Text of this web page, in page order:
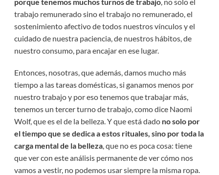
trabajo remunerado sino el trabajo no remunerado, el
sostenimiento afectivo de todos nuestros vínculos y el
cuidado de nuestra paciencia, de nuestros hábitos, de
nuestro consumo, para encajar en ese lugar.
Entonces, nosotras, que además, damos mucho más
tiempo a las tareas domésticas, si ganamos menos por
nuestro trabajo y por eso tenemos que trabajar más,
tenemos un tercer turno de trabajo, como dice Naomi
Wolf, que es el de la belleza. Y que está dado no solo por
el tiempo que se dedica a estos rituales, sino por toda la
carga mental de la belleza, que no es poca cosa: tiene
que ver con este análisis permanente de ver cómo nos
vamos a vestir, no podemos usar siempre la misma ropa.